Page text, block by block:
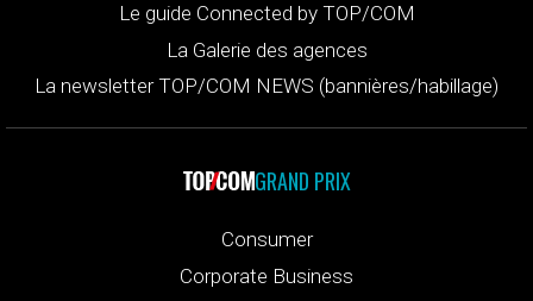
Le guide Connected by TOP/COM
La Galerie des agences
La newsletter TOP/COM NEWS (bannières/habillage)
GRAND PRIX
Consumer
Corporate Business